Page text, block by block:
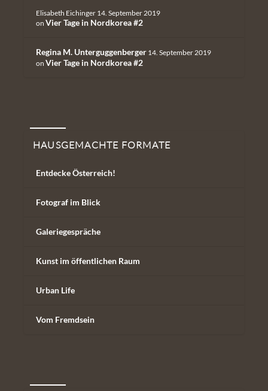
Elisabeth Eichinger 14. September 2019
on Vier Tage in Nordkorea #2
Regina M. Unterguggenberger 14. September 2019
on Vier Tage in Nordkorea #2
Hausgemachte Formate
HAUSGEMACHTE FORMATE
Entdecke Österreich!
Fotograf im Blick
Galeriegespräche
Kunst im öffentlichen Raum
Urban Life
Vom Fremdsein